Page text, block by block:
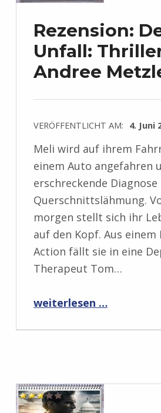
Rezension:
Unfall:
Andree
VERÖFFENTLICHT AM: 4. Juni
Meli wird auf ihrem
einem Auto angefahren
erschreckende Diagnose
Querschnittslähmung.
morgen stellt sich ihr
auf den Kopf. Aus einem
Action fällt sie in eine
Therapeut Tom…
“Rezension: Der Unfall: Thriller von Andree Metzler”
weiterlesen …